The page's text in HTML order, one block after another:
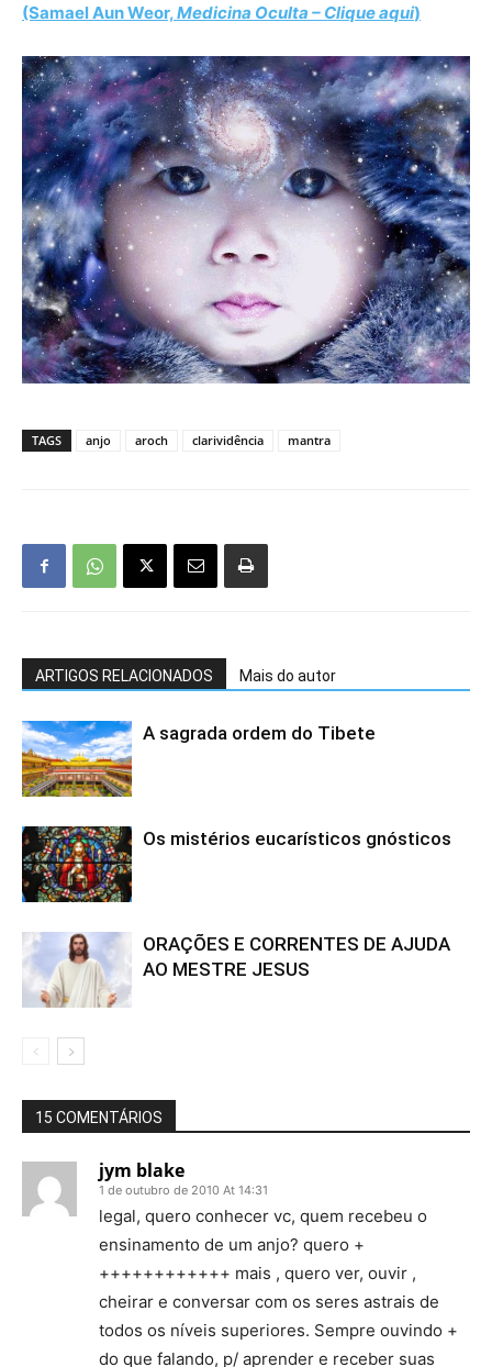
(Samael Aun Weor,Medicina Oculta – Clique aqui)
TAGS anjo aroch clarividência mantra
ARTIGOS RELACIONADOS Mais do autor
A sagrada ordem do Tibete
Os mistérios eucarísticos gnósticos
ORAÇÕES E CORRENTES DE AJUDA
AO MESTRE JESUS
15 COMENTÁRIOS
jym blake
1 de outubro de 2010 At 14:31
legal, quero conhecer vc, quem recebeu o
ensinamento de um anjo? quero +
++++++++++++ mais , quero ver, ouvir ,
cheirar e conversar com os seres astrais de
todos os níveis superiores. Sempre ouvindo +
do que falando, p/ aprender e receber suas